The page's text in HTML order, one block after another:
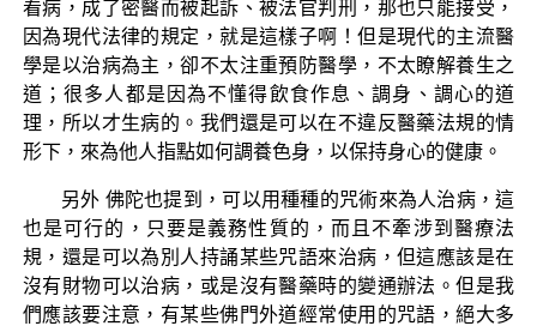
看病，成了密醫而被起訴、被法官判刑，那也只能接受，
因為現代法律的規定，就是這樣子啊！但是現代的主流醫
學是以治病為主，卻不太注重預防醫學，不太瞭解養生之
道；很多人都是因為不懂得飲食作息、調身、調心的道
理，所以才生病的。我們還是可以在不違反醫藥法規的情
形下，來為他人指點如何調養色身，以保持身心的健康。
另外 佛陀也提到，可以用種種的咒術來為人治病，這
也是可行的，只要是義務性質的，而且不牽涉到醫療法
規，還是可以為別人持誦某些咒語來治病，但這應該是在
沒有財物可以治病，或是沒有醫藥時的變通辦法。但是我
們應該要注意，有某些佛門外道經常使用的咒語，絕大多